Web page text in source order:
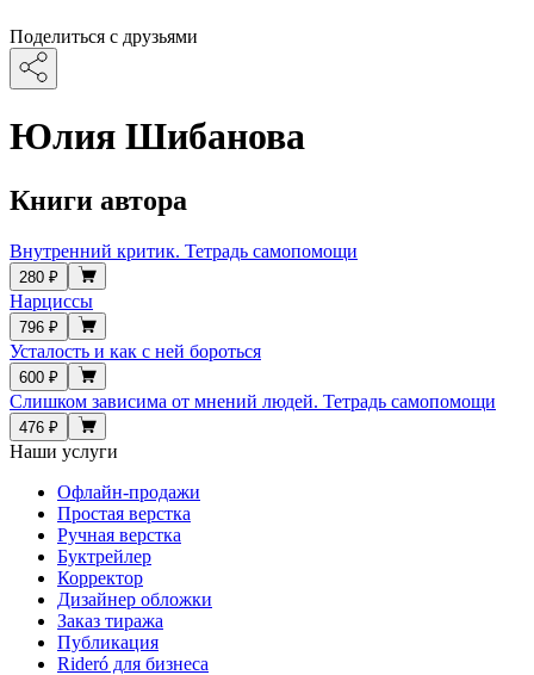
Поделиться с друзьями
Юлия Шибанова
Книги автора
Внутренний критик. Тетрадь самопомощи
280 ₽
Нарциссы
796 ₽
Усталость и как с ней бороться
600 ₽
Слишком зависима от мнений людей. Тетрадь самопомощи
476 ₽
Наши услуги
Офлайн-продажи
Простая верстка
Ручная верстка
Буктрейлер
Корректор
Дизайнер обложки
Заказ тиража
Публикация
Rideró для бизнеса